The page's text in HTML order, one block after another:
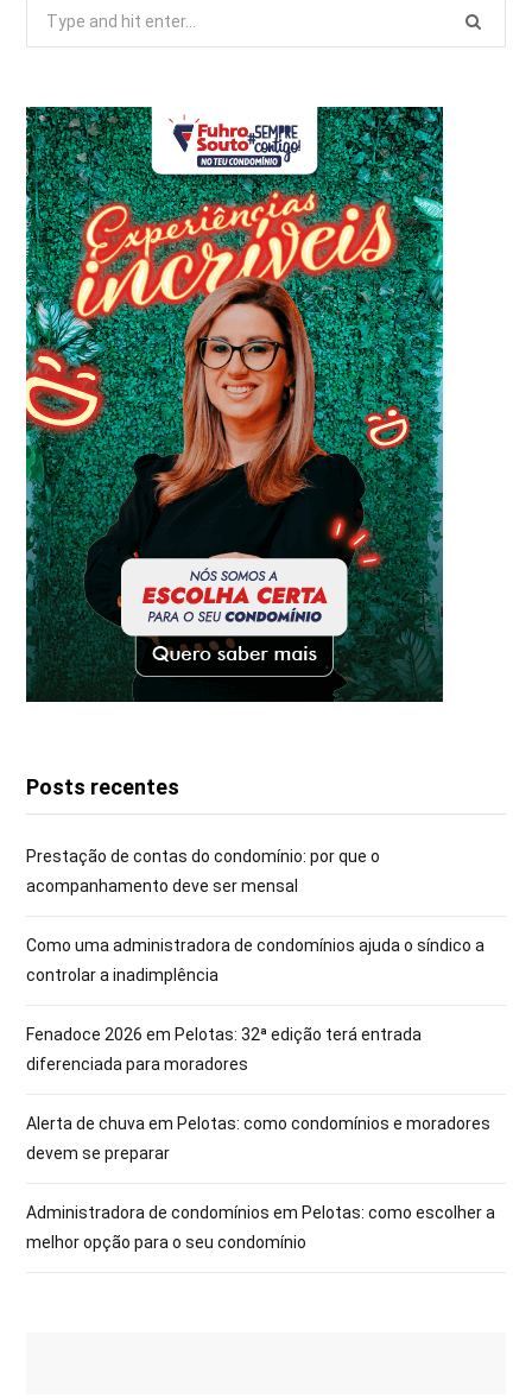
Search
Posts recentes
Prestação de contas do condomínio: por que o
acompanhamento deve ser mensal
Como uma administradora de condomínios ajuda o síndico a
controlar a inadimplência
Fenadoce 2026 em Pelotas: 32ª edição terá entrada
diferenciada para moradores
Alerta de chuva em Pelotas: como condomínios e moradores
devem se preparar
Administradora de condomínios em Pelotas: como escolher a
melhor opção para o seu condomínio